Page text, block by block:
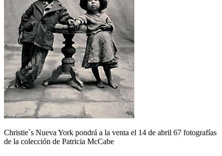
Christie´s Nueva York pondrá a la venta el 14 de abril 67 fotografías
de la colección de Patricia McCabe